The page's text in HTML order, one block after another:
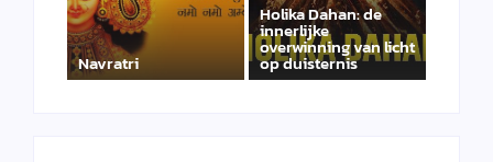
Navratri
Holika Dahan: de
innerlijke
overwinning van licht
op duisternis